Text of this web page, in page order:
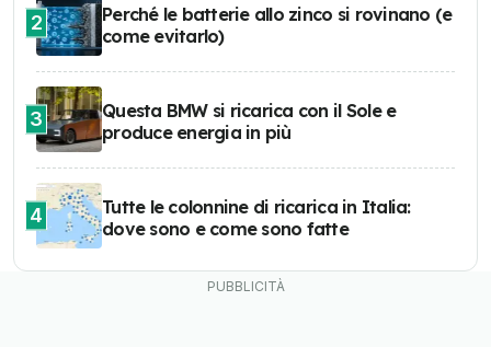
2
Perché le batterie allo zinco si rovinano (e
come evitarlo)
3
Questa BMW si ricarica con il Sole e
produce energia in più
4
Tutte le colonnine di ricarica in Italia:
dove sono e come sono fatte